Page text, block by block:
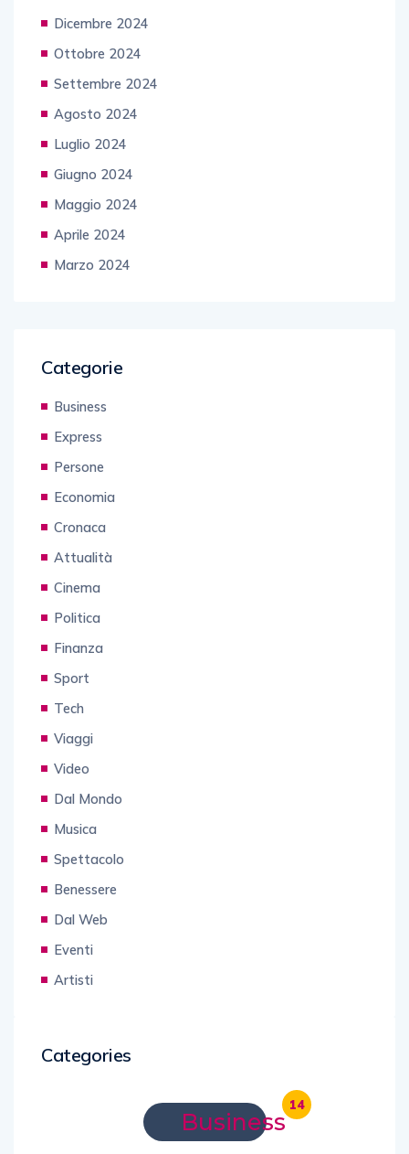
Dicembre 2024
Ottobre 2024
Settembre 2024
Agosto 2024
Luglio 2024
Giugno 2024
Maggio 2024
Aprile 2024
Marzo 2024
Categorie
Business
Express
Persone
Economia
Cronaca
Attualità
Cinema
Politica
Finanza
Sport
Tech
Viaggi
Video
Dal Mondo
Musica
Spettacolo
Benessere
Dal Web
Eventi
Artisti
Categories
Business
14